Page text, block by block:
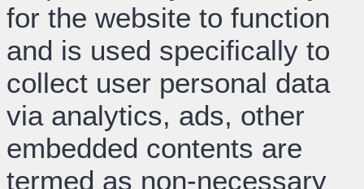
for the website to function
and is used specifically to
collect user personal data
via analytics, ads, other
embedded contents are
termed as non-necessary